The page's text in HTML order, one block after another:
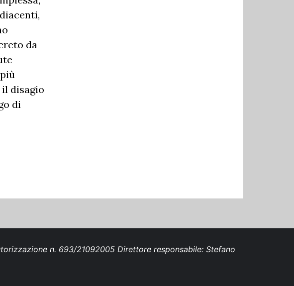
da
disagio
di
n. 693/21092005 Direttore responsabile: Stefano